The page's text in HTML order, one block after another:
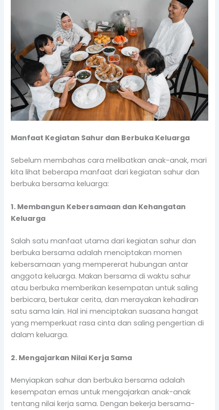
Manfaat Kegiatan Sahur dan Berbuka Keluarga
Sebelum membahas cara melibatkan anak-anak, mari
kita lihat beberapa manfaat dari kegiatan sahur dan
berbuka bersama keluarga:
1. Membangun Kebersamaan dan Kehangatan
Keluarga
Salah satu manfaat utama dari kegiatan sahur dan
berbuka bersama adalah menciptakan momen
kebersamaan yang mempererat hubungan antar
anggota keluarga. Makan bersama di waktu sahur
atau berbuka memberikan kesempatan untuk saling
berbicara, bertukar cerita, dan merayakan kehadiran
satu sama lain. Hal ini menciptakan suasana hangat
yang memperkuat rasa cinta dan saling pengertian di
dalam keluarga.
2. Mengajarkan Nilai Kerja Sama
Menyiapkan sahur dan berbuka bersama adalah
kesempatan emas untuk mengajarkan anak-anak
tentang nilai kerja sama. Dengan bekerja bersama-